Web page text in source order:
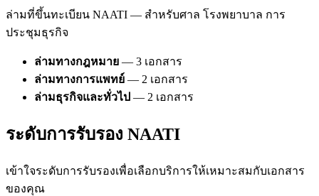
ล่ามที่ขึ้นทะเบียน NAATI — สำหรับศาล โรงพยาบาล การ
ประชุมธุรกิจ
ล่ามทางกฎหมาย — 3 เอกสาร
ล่ามทางการแพทย์ — 2 เอกสาร
ล่ามธุรกิจและทั่วไป — 2 เอกสาร
ระดับการรับรอง NAATI
เข้าใจระดับการรับรองเพื่อเลือกบริการให้เหมาะสมกับเอกสาร
ของคุณ